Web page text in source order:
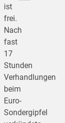
ist
frei.
Nach
fast
17
Stunden
Verhandlungen
beim
Euro-
Sondergipfel